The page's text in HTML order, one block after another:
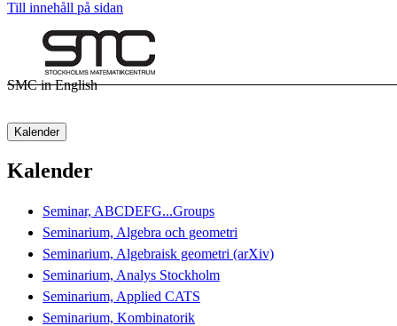
Till innehåll på sidan
SMC in English
Kalender
Kalender
Seminar, ABCDEFG...Groups
Seminarium, Algebra och geometri
Seminarium, Algebraisk geometri (arXiv)
Seminarium, Analys Stockholm
Seminarium, Applied CATS
Seminarium, Kombinatorik